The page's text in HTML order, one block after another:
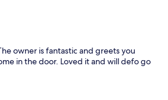
owner is fantastic and greets you
in the door. Loved it and will defo go